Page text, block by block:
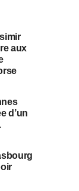
aux
d’un